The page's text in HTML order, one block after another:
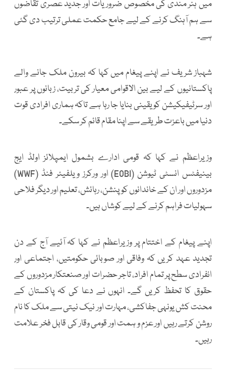
میں ہنر مندی کی مخصوص ضروریات اور جدید عصری تقاضوں
سے ہم آہنگ کرنے کے لیے جامع حکمت عملی ترتیب دی گئی
ہے۔
شہباز شریف نے اپنے پیغام میں کہا کہ بیرون ملک جانے والے
پاکستانیوں کے لیے بین الاقوامی معیار کی تربیت، زبانوں پر عبور
اور سرٹیفیکیشن کو یقینی بنایا جا رہا ہے تاکہ ہماری افرادی قوت
دنیا میں باعزت طریقے سے اپنا مقام قائم کر سکے۔
وزیراعظم نے کہا کہ قومی ادارے بشمول ایمپلائز اولڈ ایج
بینیفٹس انسٹی ٹیوشن (EOBI) اور ورکرز ویلفیئر فنڈ (WWF)
مزدوروں اور ان کے خاندانوں کو پنشن، رہائش، تعلیم اور دیگر فلاحی
سہولیات فراہم کرنے کے لیے کوشاں ہیں۔
اپنے پیغام کے اختتام پر وزیراعظم نے کہا کہ آئیے آج کے دن
تجدید عہد کریں کہ وفاقی اور صوبائی حکومتیں، اجتماعی اور
انفرادی سطح پر تمام افراد، تاجر حضرات اور صنعتکار مزدوروں کے
حقوق کا تحفظ کریں گے۔ انہوں نے دعا کی کہ پاکستان کے
محنت کش یونہی جفاکشی، مہارت اور نیک نیتی سے ملک کا نام
روشن کرتے رہیں اور عزم و ہمت اور قومی وقار کی قابل فخر علامت
رہیں۔